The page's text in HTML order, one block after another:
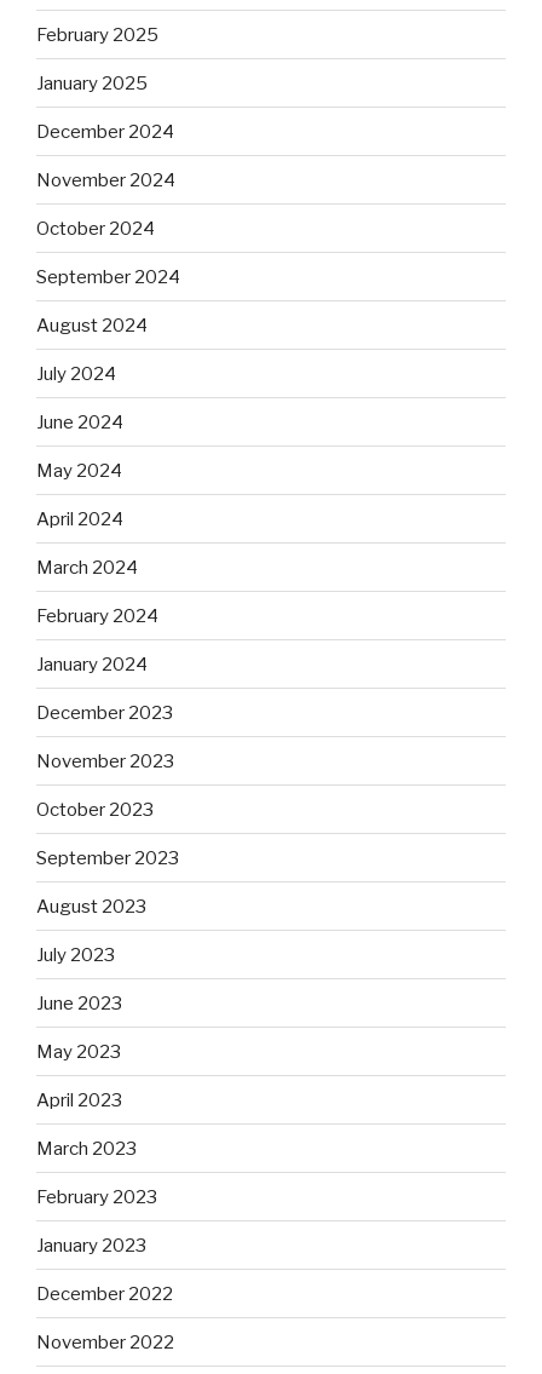
February 2025
January 2025
December 2024
November 2024
October 2024
September 2024
August 2024
July 2024
June 2024
May 2024
April 2024
March 2024
February 2024
January 2024
December 2023
November 2023
October 2023
September 2023
August 2023
July 2023
June 2023
May 2023
April 2023
March 2023
February 2023
January 2023
December 2022
November 2022